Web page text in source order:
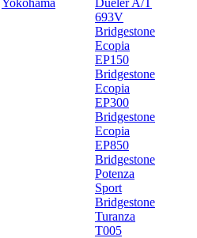
Yokohama
Dueler A/T
693V
Bridgestone
Ecopia
EP150
Bridgestone
Ecopia
EP300
Bridgestone
Ecopia
EP850
Bridgestone
Potenza
Sport
Bridgestone
Turanza
T005